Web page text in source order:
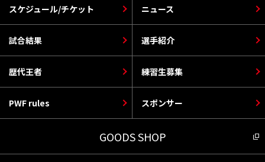
スケジュール/チケット
選手紹介
PWF rules
ニュース
歴代王者
スポンサー
試合結果
練習生募集
GOODS SHOP